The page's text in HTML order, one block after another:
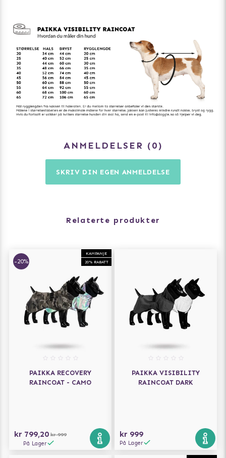
ANMELDELSER 0
SKRIV DIN EGEN ANMELDELSE
Relaterte produkter
KAMPANJE
20% RABATT
-20%
PAIKKA RECOVERY
RAINCOAT - CAMO
kr 799,20 kr 999
På Lager
PAIKKA VISIBILITY
RAINCOAT DARK
kr 999
På Lager